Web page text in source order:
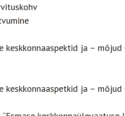
ja – mõjud
ja – mõjud